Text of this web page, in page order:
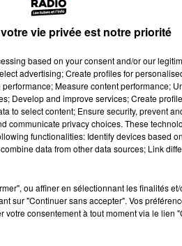
vie privée est notre priorité
based on your consent and/or our
advertising; Create profiles for
Measure content performance;
Develop and improve services; Create
to select content; Ensure security, prevent
communicate privacy choices. These
functionalities: Identify devices based
data from other data sources; Link
ou affiner en sélectionnant les finalités
sur "Continuer sans accepter". Vos
votre consentement à tout moment via le lien